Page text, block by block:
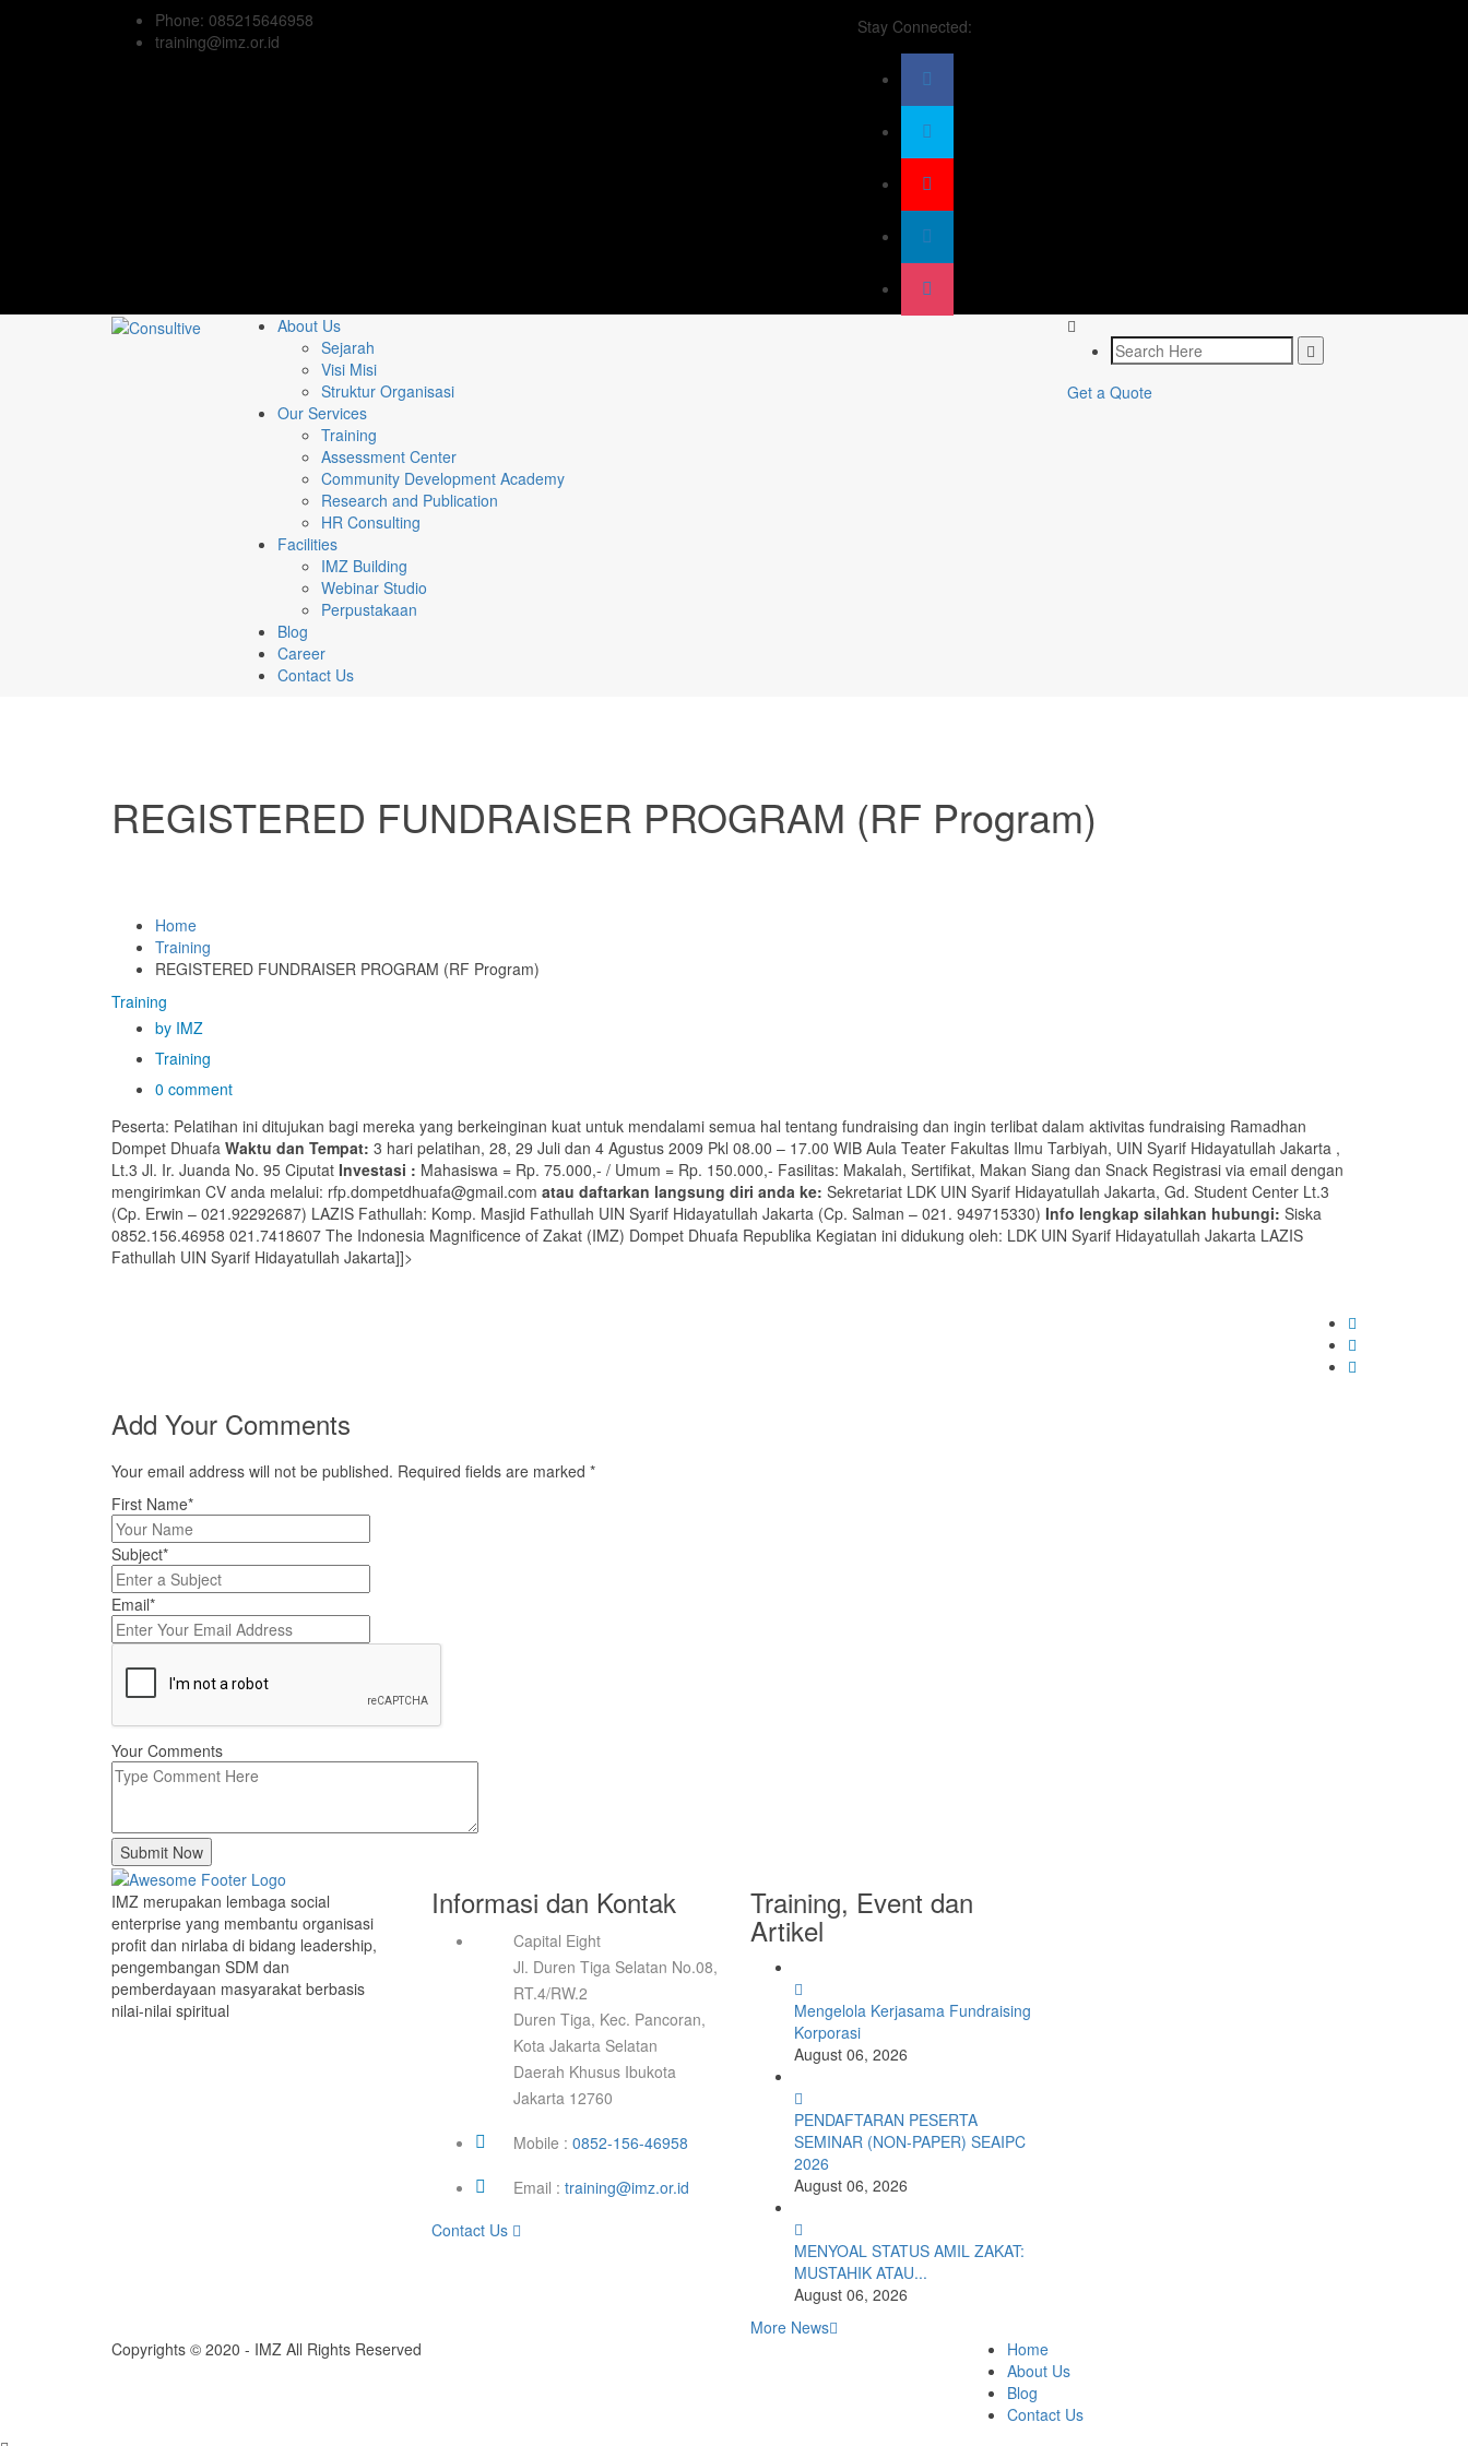
Phone: 085215646958
training@imz.or.id
Stay Connected:
About Us
Sejarah
Visi Misi
Struktur Organisasi
Our Services
Training
Assessment Center
Community Development Academy
Research and Publication
HR Consulting
Facilities
IMZ Building
Webinar Studio
Perpustakaan
Blog
Career
Contact Us
Get a Quote
REGISTERED FUNDRAISER PROGRAM (RF Program)
Home
Training
REGISTERED FUNDRAISER PROGRAM (RF Program)
Training
by IMZ
Training
0 comment
Peserta: Pelatihan ini ditujukan bagi mereka yang berkeinginan kuat untuk mendalami semua hal tentang fundraising dan ingin terlibat dalam aktivitas fundraising Ramadhan
Dompet Dhuafa Waktu dan Tempat: 3 hari pelatihan, 28, 29 Juli dan 4 Agustus 2009 Pkl 08.00 – 17.00 WIB Aula Teater Fakultas Ilmu Tarbiyah, UIN Syarif Hidayatullah Jakarta ,
Lt.3 Jl. Ir. Juanda No. 95 Ciputat Investasi : Mahasiswa = Rp. 75.000,- / Umum = Rp. 150.000,- Fasilitas: Makalah, Sertifikat, Makan Siang dan Snack Registrasi via email dengan
mengirimkan CV anda melalui: rfp.dompetdhuafa@gmail.com atau daftarkan langsung diri anda ke: Sekretariat LDK UIN Syarif Hidayatullah Jakarta, Gd. Student Center Lt.3
(Cp. Erwin – 021.92292687) LAZIS Fathullah: Komp. Masjid Fathullah UIN Syarif Hidayatullah Jakarta (Cp. Salman – 021. 949715330) Info lengkap silahkan hubungi: Siska
0852.156.46958 021.7418607 The Indonesia Magnificence of Zakat (IMZ) Dompet Dhuafa Republika Kegiatan ini didukung oleh: LDK UIN Syarif Hidayatullah Jakarta LAZIS
Fathullah UIN Syarif Hidayatullah Jakarta]]>
Add Your Comments
Your email address will not be published. Required fields are marked *
First Name*
Subject*
Email*
Your Comments
Submit Now
IMZ merupakan lembaga social
enterprise yang membantu organisasi
profit dan nirlaba di bidang leadership,
pengembangan SDM dan
pemberdayaan masyarakat berbasis
nilai-nilai spiritual
Informasi dan Kontak
Capital Eight
Jl. Duren Tiga Selatan No.08,
RT.4/RW.2
Duren Tiga, Kec. Pancoran,
Kota Jakarta Selatan
Daerah Khusus Ibukota
Jakarta 12760
Mobile : 0852-156-46958
Email : training@imz.or.id
Contact Us
Training, Event dan
Artikel
Mengelola Kerjasama Fundraising
Korporasi
August 06, 2026
PENDAFTARAN PESERTA
SEMINAR (NON-PAPER) SEAIPC
2026
August 06, 2026
MENYOAL STATUS AMIL ZAKAT:
MUSTAHIK ATAU...
August 06, 2026
More News
Copyrights © 2020 - IMZ All Rights Reserved
Home
About Us
Blog
Contact Us